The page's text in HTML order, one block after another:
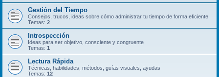
Gestión del Tiempo
Consejos, trucos, ideas sobre cómo administrar tu tiempo de forma eficiente
Temas: 2
Introspección
Ideas para ser objetivo, consciente y congruente
Temas: 1
Lectura Rápida
Técnicas, habilidades, métodos, guías visuales, ayudas
Temas: 12